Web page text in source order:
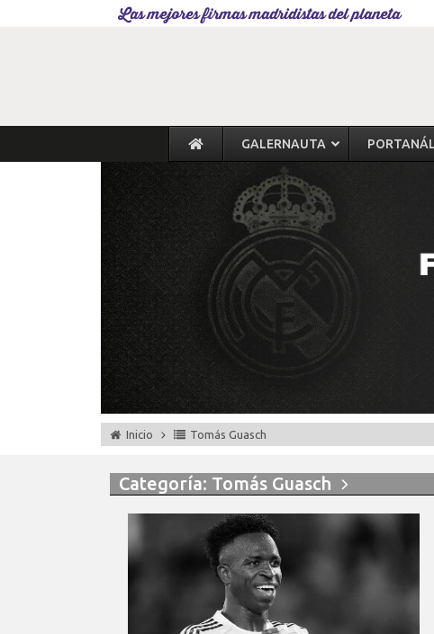
Las mejores firmas madridistas del planeta
GALERNAUTA
Inicio Tomás Guasch
Categoría: Tomás Guasch